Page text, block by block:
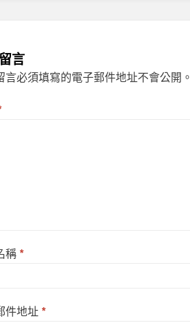
言
言必須填寫的電子郵件地址不會公開。
稱 *
件地址 *